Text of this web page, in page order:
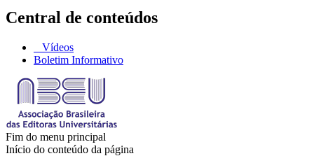
Central de conteúdos
Vídeos
Boletim Informativo
Fim do menu principal
Início do conteúdo da página